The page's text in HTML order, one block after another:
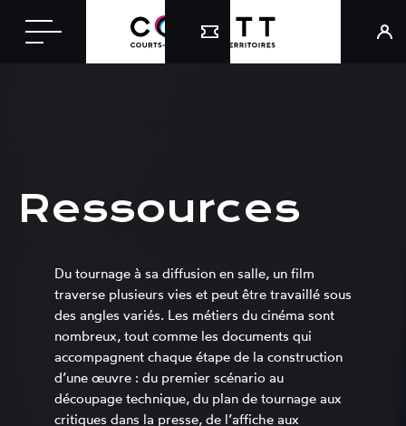
Ressources
Du tournage à sa diffusion en salle, un film
traverse plusieurs vies et peut être travaillé sous
des angles variés. Les métiers du cinéma sont
nombreux, tout comme les documents qui
accompagnent chaque étape de la construction
d’une œuvre : du premier scénario au
découpage technique, du plan de tournage aux
critiques dans la presse, de l’affiche aux